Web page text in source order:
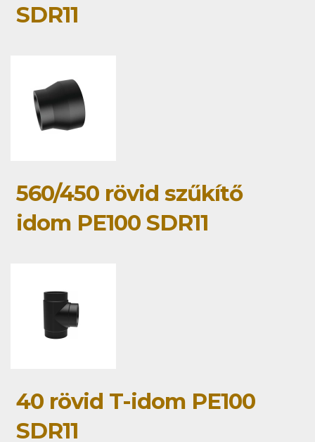
SDR11
560/450 rövid szűkítő
idom PE100 SDR11
40 rövid T-idom PE100
SDR11